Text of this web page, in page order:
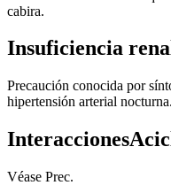
cabira.
Insuficiencia
Precaución conocida por
hipertensión arterial nocturna.
Véase Prec.